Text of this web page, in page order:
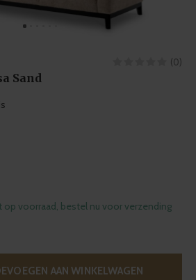
(0)
Sand
op voorraad, bestel nu voor verzending
AAN WINKELWAGEN